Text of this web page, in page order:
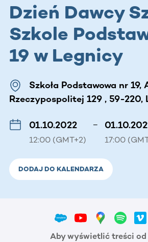
Dzień Dawcy
Szkole
19 w Legnicy
Szkoła Podstawowa nr 19,
Rzeczypospolitej 129 , 59-220,
01.10.2022
12:00 (GMT+2)
–
17:00
DODAJ DO KALENDARZA
Aby wyświetlić treści od